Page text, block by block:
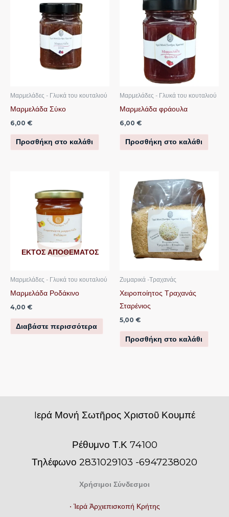
Μαρμελάδες - Γλυκά του κουταλιού
Μαρμελάδα Σύκο
6,00 €
Προσθήκη στο καλάθι
Μαρμελάδες - Γλυκά του κουταλιού
Μαρμελάδα φράουλα
6,00 €
Προσθήκη στο καλάθι
ΕΚΤΌΣ ΑΠΟΘΈΜΑΤΟΣ
Μαρμελάδες - Γλυκά του κουταλιού
Μαρμελάδα Ροδάκινο
4,00 €
Διαβάστε περισσότερα
Ζυμαρικά -Τραχανάς
Χειροποίητος Τραχανάς
Σταρένιος
5,00 €
Προσθήκη στο καλάθι
Iερά Μονή Σωτῆρος Χριστοῦ Κουμπέ
Ρέθυμνο Τ.Κ 74100
Τηλέφωνο 2831029103 -6947238020
Χρήσιμοι Σύνδεσμοι
• Ἱερά Ἀρχιεπισκοπή Κρήτης